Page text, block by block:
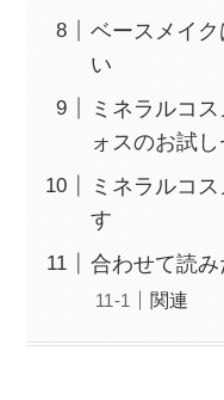
ベースメイ
い
ミネラルコ
ォスのお試
ミネラルコ
す
合わせて読み
関連